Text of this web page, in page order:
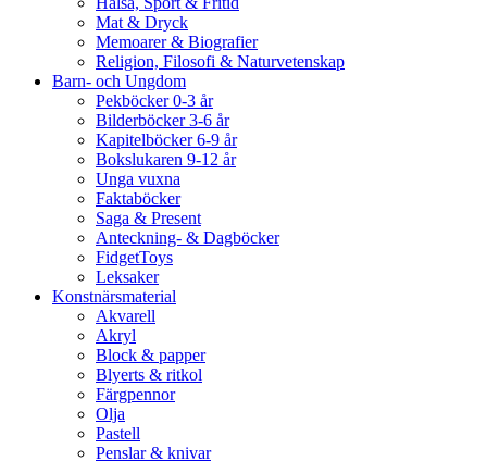
Mat & Dryck
Memoarer & Biografier
Religion, Filosofi & Naturvetenskap
Barn- och Ungdom
Pekböcker 0-3 år
Bilderböcker 3-6 år
Kapitelböcker 6-9 år
Bokslukaren 9-12 år
Unga vuxna
Faktaböcker
Saga & Present
Anteckning- & Dagböcker
FidgetToys
Leksaker
Konstnärsmaterial
Akvarell
Akryl
Block & papper
Blyerts & ritkol
Färgpennor
Olja
Pastell
Penslar & knivar